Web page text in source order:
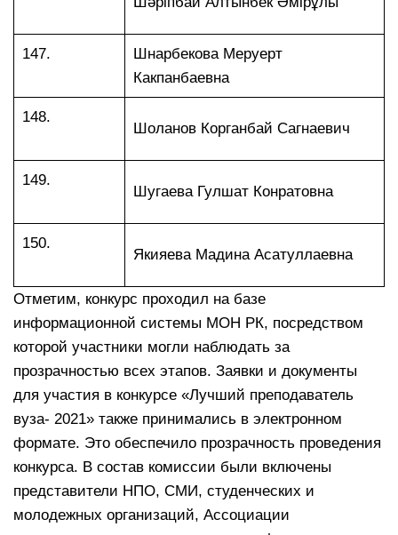
147.
Шнарбекова Меруерт
Какпанбаевна
148.
Шоланов Корганбай Сагнаевич
149.
Шугаева Гулшат Конратовна
150.
Якияева Мадина Асатуллаевна
Отметим, конкурс проходил на базе
информационной системы МОН РК, посредством
которой участники могли наблюдать за
прозрачностью всех этапов. Заявки и документы
для участия в конкурсе «Лучший преподаватель
вуза- 2021» также принимались в электронном
формате. Это обеспечило прозрачность проведения
конкурса. В состав комиссии были включены
представители НПО, СМИ, студенческих и
молодежных организаций, Ассоциации